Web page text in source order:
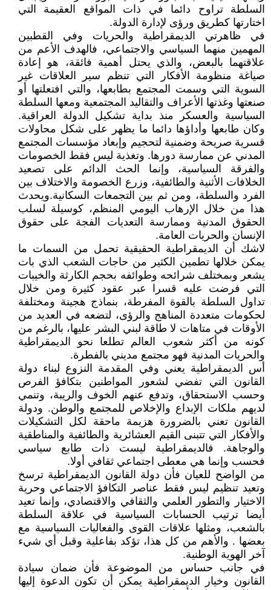
السلطة تراوح دائما في ذات المواقع العقيمة التي
اختارتها كطريق ورؤى لإدارة الدولة.
في ظاهرتي الديمقراطية والحريات وفي القطبين
المهمين منهما السياسي والاجتماعي، فالهدف الأعم من
علاقتهما بالبعض، والذي يحتل أهمية فائقة، هو إعادة
صياغة منظومة الأفكار التي تنظم سير العلاقات غير
السوية التي وسمت المجتمع بطابعها، والتي افتعلتها أو
صنعتها وغذتها الأعراف والتقاليد المجتمعية ومعها السلطة
السياسية والعسكر منذ بداية تشكيل الدولة العراقية.
وكان طابعها وأداؤها دائما ما يظهر على شكل محاولات
قسرية صريحة وضمنية لتحجيم وإبعاد مؤسسات المجتمع
المدني عن ممارسة دورها. وتغذية ليس فقط الخصومات
والفرقة السياسية، وإنما الحث الدائم على تصعيد
الخلافات الأثنية والطائفية، وزرع الخصومة والاختلاف بين
الفرد والسلطة، ومن ثم بين التجمعات السكانية.ويحدث
هذا من خلال الإرهاب اليومي المنظم، كوسيلة لسلب
الحقوق المدنية وممارسة التعديات الفجة على حقوق
الإنسان والحريات العامة.
لاشك أن الديمقراطية الحقيقية تحمل من السمات ما
يمكن خلالها تطمين الكثير من حاجات الشعب الذي بات
يشعر وبمختلف شرائحه وطوائفه بحجم الكارثة والخيبات
التي فرضت عليه قسرا عبر عقود كثيرة ومن خلال
تداول السلطة بالقوة المفرطة، بنماذج هجينة ومختلفة
لحكومات متعددة المناهج والرؤى، لتضعه في العديد من
الأوقات في متاهات لا طاقة لبني البشر عليها، بالرغم من
كونه من أكثر شعوب العالم تطلعا نحو الديمقراطية
والحريات المدنية فهو مجتمع مديني بالفطرة.
أس الديمقراطية يعني وفي المقدمة النزوع لبناء دولة
القانون التي تفضي لشعور المواطنين بتكافؤ الفرص
وحسب الاستحقاق، وتدفع عنهم الخوف والريبة، وتنمي
لديهم ملكات الإبداع والإخلاص للمجتمع والوطن. ودولة
القانون تعني بالضرورة هزيمة ماحقة لكل التشكيلات
والأفكار التي تتبنى القيم العشائرية والطائفية والمناطقية
والوجاهة. فالديمقراطية ليست ذات طابع سياسي
فحسب وإنما هي معطى اجتماعي ثقافي أولا.
من الواضح للعيان فأن دولة القانون الديمقراطية ترسخ
وتعيد تنظيم ليس فقط عناصر التكافؤ الاجتماعي وحرية
الاختيار والتطور العلمي والثقافي والاقتصادي، وإنما تعيد
أيضا ترتيب الحسابات السياسية في علاقة السلطة
بالشعب، ومثلها علاقات القوى والفعاليات السياسية مع
بعضها . والأهم من كل هذا، تؤكد بفاعلية وقبل أي شيء
آخر الهوية الوطنية.
في جانب حساس من الموضوعة فأن ضمان سيادة
القانون وخيار الديمقراطية يمكن أن تكون الدعوة إليها